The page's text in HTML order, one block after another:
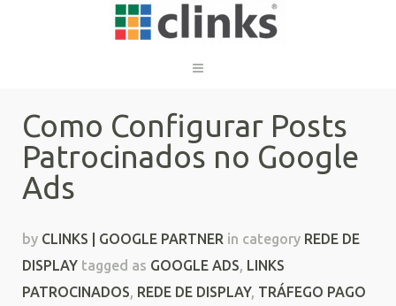
Como Configurar Posts
Patrocinados no Google
Ads
by CLINKS | GOOGLE PARTNER in category REDE DE
DISPLAY tagged as GOOGLE ADS, LINKS
PATROCINADOS, REDE DE DISPLAY, TRÁFEGO PAGO